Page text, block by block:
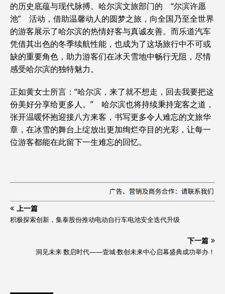
的历史底蕴与现代脉搏。哈尔滨文旅部门的 “尔滨许愿
池” 活动，借助温馨动人的圆梦之旅，向全国乃至全世界
的游客展示了哈尔滨的热情好客与真诚友善。而乐道汽车
凭借其出色的冬季续航性能，也成为了这场旅行中不可或
缺的重要角色，助力游客们在冰天雪地中畅行无阻，尽情
感受哈尔滨的独特魅力。
正如黄女士所言：“哈尔滨，来了就不想走，回去我要把这
份美好分享给更多人。” 哈尔滨也将持续秉持宠客之道，
张开温暖怀抱迎接八方来客，书写更多令人难忘的文旅华
章，在冰雪的舞台上绽放出更加绚烂夺目的光彩，让每一
位游客都能在此留下一生难忘的回忆。
上一篇
积极探索创新，集泰股份推动电动自行车电池安全迭代升级
下一篇
洞见未来 数启时代——壹城·数创未来中心启幕盛典成功举办！